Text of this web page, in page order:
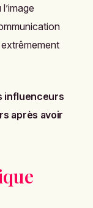
influenceurs
après avoir